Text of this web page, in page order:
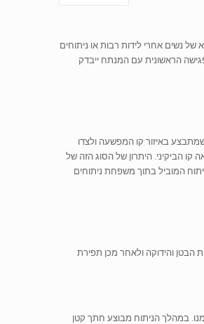
נשים אחרי לידות רבות או ניתוחים
הראשונית עם המנתח ייבדק
באיזור קו המפשעה ולצדו
הביקיני. היתרון של הסוג הזה של
המוביל בתוך משפחת ניתוחים
הבטן והידוקה ולאחר מכן תפירת
במהלך הניתוח מבוצע חתך קטן